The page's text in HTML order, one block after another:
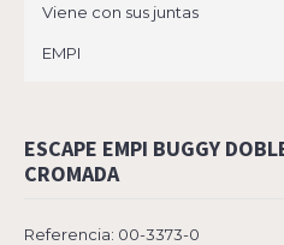
Viene con sus juntas
EMPI
ESCAPE EMPI BUGGY
CROMADA
Referencia: 00-3373-0